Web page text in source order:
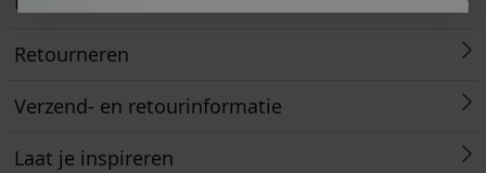
Retourneren
Verzend- en retourinformatie
Laat je inspireren